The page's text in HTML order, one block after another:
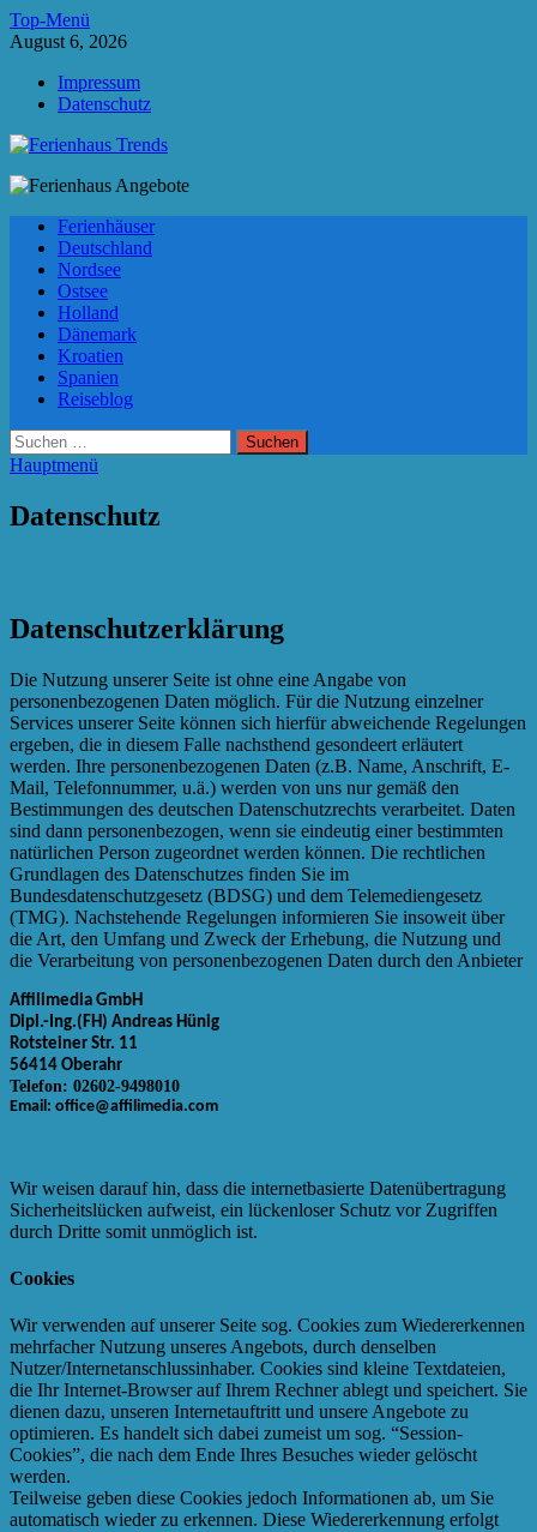
Zum
Inhalt
Top-Menü
August 6, 2026
Impressum
Datenschutz
Ferienhaus Trends
Ferienhäuser
Deutschland
Nordsee
Ostsee
Holland
Dänemark
Kroatien
Spanien
Reiseblog
Suchen
nach:
Hauptmenü
Datenschutz
Datenschutzerklärung
Die Nutzung unserer Seite ist ohne eine Angabe von
personenbezogenen Daten möglich. Für die Nutzung einzelner
Services unserer Seite können sich hierfür abweichende Regelungen
ergeben, die in diesem Falle nachsthend gesondeert erläutert
werden. Ihre personenbezogenen Daten (z.B. Name, Anschrift, E-
Mail, Telefonnummer, u.ä.) werden von uns nur gemäß den
Bestimmungen des deutschen Datenschutzrechts verarbeitet. Daten
sind dann personenbezogen, wenn sie eindeutig einer bestimmten
natürlichen Person zugeordnet werden können. Die rechtlichen
Grundlagen des Datenschutzes finden Sie im
Bundesdatenschutzgesetz (BDSG) und dem Telemediengesetz
(TMG). Nachstehende Regelungen informieren Sie insoweit über
die Art, den Umfang und Zweck der Erhebung, die Nutzung und
die Verarbeitung von personenbezogenen Daten durch den Anbieter
Affilimedia GmbH
Dipl.-Ing.(FH) Andreas Hünig
Rotsteiner Str. 11
56414 Oberahr
Telefon: 02602-9498010
Email: office@affilimedia.com
Wir weisen darauf hin, dass die internetbasierte Datenübertragung
Sicherheitslücken aufweist, ein lückenloser Schutz vor Zugriffen
durch Dritte somit unmöglich ist.
Cookies
Wir verwenden auf unserer Seite sog. Cookies zum Wiedererkennen
mehrfacher Nutzung unseres Angebots, durch denselben
Nutzer/Internetanschlussinhaber. Cookies sind kleine Textdateien,
die Ihr Internet-Browser auf Ihrem Rechner ablegt und speichert. Sie
dienen dazu, unseren Internetauftritt und unsere Angebote zu
optimieren. Es handelt sich dabei zumeist um sog. “Session-
Cookies”, die nach dem Ende Ihres Besuches wieder gelöscht
werden.
Teilweise geben diese Cookies jedoch Informationen ab, um Sie
automatisch wieder zu erkennen. Diese Wiedererkennung erfolgt